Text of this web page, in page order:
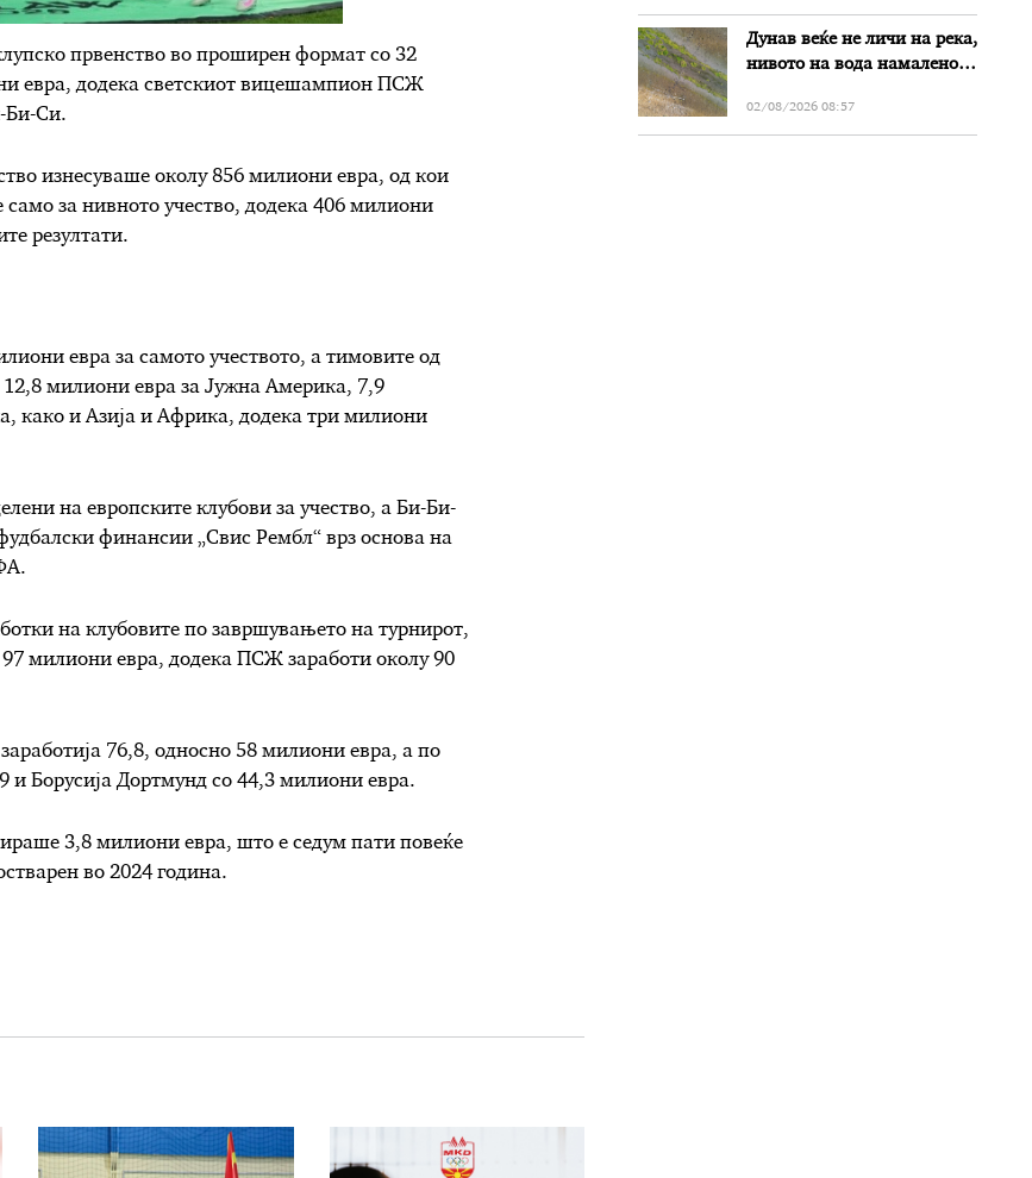
првенство во проширен формат со 32
евра, додека светскиот вицешампион ПСЖ
Би-Си.
изнесуваше околу 856 милиони евра, од кои
за нивното учество, додека 406 милиони
резултати.
евра за самото учеството, а тимовите од
милиони евра за Јужна Америка, 7,9
како и Азија и Африка, додека три милиони
на европските клубови за учество, а Би-Би-
финансии „Свис Рембл“ врз основа на
на клубовите по завршувањето на турнирот,
97 милиони евра, додека ПСЖ заработи околу 90
76,8, односно 58 милиони евра, а по
и Борусија Дортмунд со 44,3 милиони евра.
3,8 милиони евра, што е седум пати повеќе
во 2024 година.
Дунав веќе не личи на река,
нивото на вода намалено
Бугарија
02/08/2026 08:57